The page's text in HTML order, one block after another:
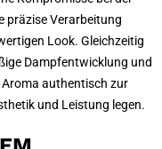
präzise Verarbeitung
Look. Gleichzeitig
Dampfentwicklung und
Aroma authentisch zur
und Leistung legen.